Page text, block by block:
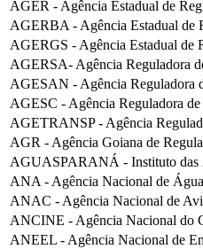
AGER - Agência Estadual de
AGERBA - Agência Estadual de
AGERGS - Agência Estadual de
AGERSA- Agência Reguladora
AGESAN - Agência Reguladora
AGESC - Agência Reguladora
AGETRANSP - Agência
AGR - Agência Goiana de
AGUASPARANÁ - Instituto das
ANA - Agência Nacional de
ANAC - Agência Nacional de
ANCINE - Agência Nacional do
ANEEL - Agência Nacional de